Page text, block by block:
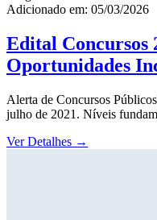
Adicionado em: 05/03/2026
Edital Concursos
Oportunidades
Alerta de Concursos
julho de 2021. Níveis
Ver Detalhes →